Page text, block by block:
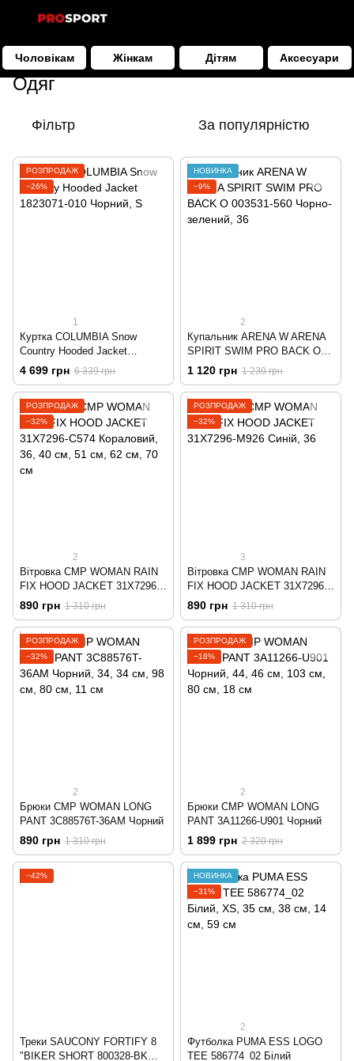
Чоловікам Жінкам Дітям Аксесуари
Жінкам
Одяг
Фільтр За популярністю
РОЗПРОДАЖ
−26%
1
Куртка COLUMBIA Snow
Country Hooded Jacket
1823071-010 Чорний
4 699 грн 6 339 грн
НОВИНКА
−9%
2
Купальник ARENA W ARENA
SPIRIT SWIM PRO BACK O
003531-560 Чорно-зелений
1 120 грн 1 230 грн
РОЗПРОДАЖ
−32%
2
Вітровка CMP WOMAN RAIN
FIX HOOD JACKET 31X7296-
C574 Кораловий
890 грн 1 310 грн
РОЗПРОДАЖ
−32%
3
Вітровка CMP WOMAN RAIN
FIX HOOD JACKET 31X7296-
M926 Синій
890 грн 1 310 грн
РОЗПРОДАЖ
−32%
2
Брюки CMP WOMAN LONG
PANT 3C88576T-36AM Чорний
890 грн 1 310 грн
РОЗПРОДАЖ
−18%
2
Брюки CMP WOMAN LONG
PANT 3A11266-U901 Чорний
1 899 грн 2 320 грн
−42%
Треки SAUCONY FORTIFY 8
"BIKER SHORT 800328-BK
НОВИНКА
−31%
2
Футболка PUMA ESS LOGO
TEE 586774_02 Білий